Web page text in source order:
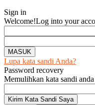
Sign in
Welcome!Log into your
Lupa kata sandi Anda?
Password recovery
Memulihkan kata sandi anda